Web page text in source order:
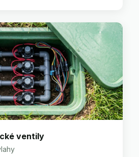
ventily